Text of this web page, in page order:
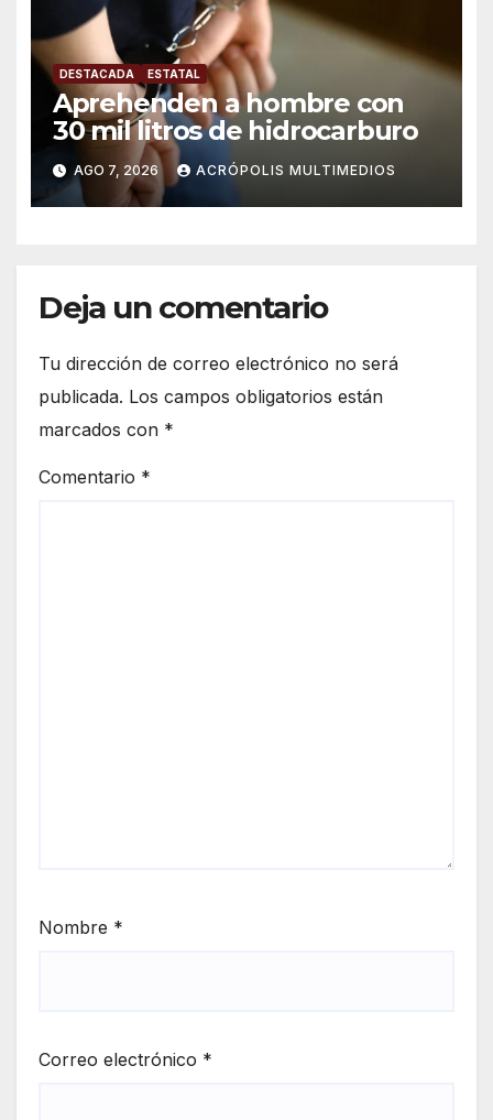
DESTACADA ESTATAL
Aprehenden a hombre con
30 mil litros de hidrocarburo
AGO 7, 2026 ACRÓPOLIS MULTIMEDIOS
Deja un comentario
Tu dirección de correo electrónico no será
publicada. Los campos obligatorios están
marcados con *
Comentario *
Nombre *
Correo electrónico *